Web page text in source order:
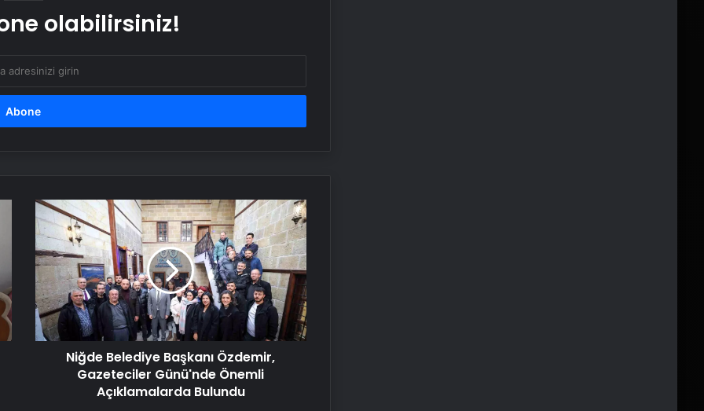
Zihnin Gizemli Sınırları ve Ötesi :
Tasarım Ajansı
Alaaddin KAHYA: Müzik Tutkusuyla
Yerini Almiş Bir Kariyer
Nişantaşı Üniversitesi’nden 2026 YKS
Adaylarına Çifte Güvence: Sabit
Ücret ve Kesintisiz Burs
Fiber İnternet Nedir ve Ev İnterneti
Nasıl Seçilir
olabilirsiniz!
Niğde
Belediye
Başkanı
Özdemir,
Gazeteciler
Günü'nde
Önemli
Açıklamalarda
Bulundu
Niğde Belediye Başkanı Özdemir,
Gazeteciler Günü'nde Önemli
Açıklamalarda Bulundu